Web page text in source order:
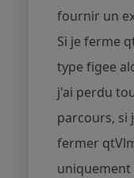
fournir un
Si je ferme
type figee
j'ai perdu
parcours, si
fermer